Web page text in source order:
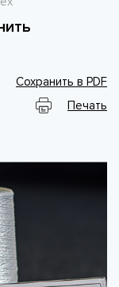
Сохранить в PDF
Печать